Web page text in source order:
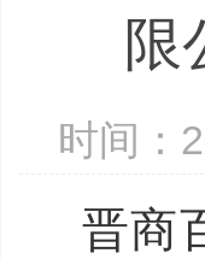
限
时间
晋商